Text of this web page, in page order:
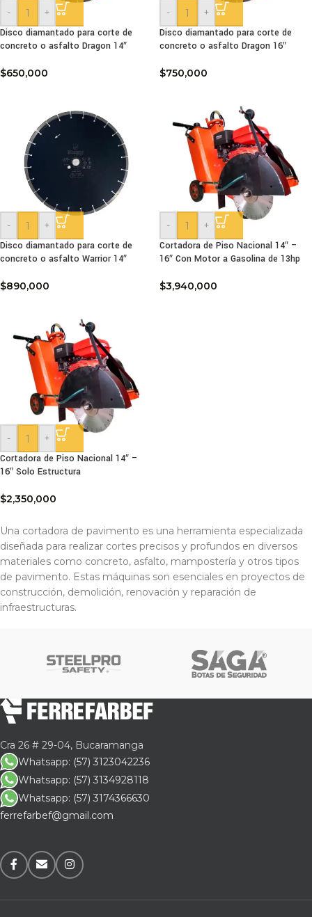
-
+
Disco diamantado para corte de
concreto o asfalto Dragon 14″
$650,000
-
+
Disco diamantado para corte de
concreto o asfalto Dragon 16″
$750,000
-
+
Disco diamantado para corte de
concreto o asfalto Warrior 14″
$890,000
-
+
Cortadora de Piso Nacional 14″ –
16″ Con Motor a Gasolina de 13hp
$3,940,000
-
+
Cortadora de Piso Nacional 14″ –
16″ Solo Estructura
$2,350,000
Una cortadora de pavimento es una herramienta especializada
diseñada para realizar cortes precisos y profundos en diversos
materiales como concreto, asfalto, mampostería y otros tipos
de pavimento. Estas máquinas son esenciales en proyectos de
construcción, demolición, renovación y reparación de
infraestructuras.
Cra 26 # 29-04, Bucaramanga
Whatsapp: (57) 3123042236
Whatsapp: (57) 3134928118
Whatsapp: (57) 3174366630
ferrefarbef@gmail.com